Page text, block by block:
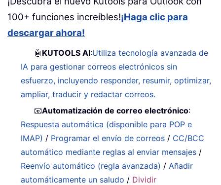
100+ funciones increíbles!¡Haga clic para
descargar ahora!
🤖 KUTOOLS AI:Utiliza tecnología avanzada de
IA para gestionar correos electrónicos sin
esfuerzo, incluyendo responder, resumir, optimizar,
ampliar, traducir y redactar correos.
📧Automatización de correo electrónico:
Respuesta automática (disponible para POP e
IMAP) / Programar el envío de correos / CC/BCC
automático mediante reglas al enviar mensajes /
Reenvío automático (regla avanzada) / Añadir
automáticamente un saludo / Dividir